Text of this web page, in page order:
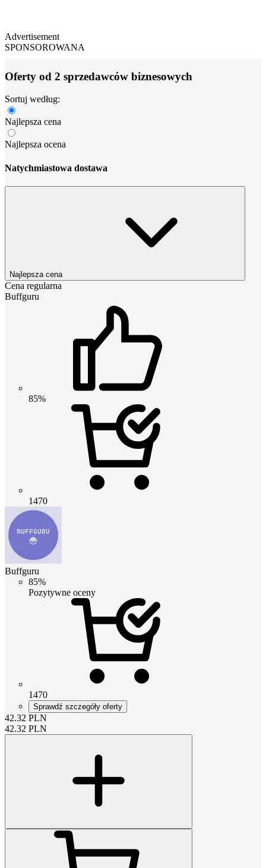
Advertisement
SPONSOROWANA
Oferty od 2 sprzedawców biznesowych
Sortuj według:
Najlepsza cena
Najlepsza ocena
Natychmiastowa dostawa
Najlepsza cena
Cena regularna
Buffguru
85%
1470
Buffguru
85%
Pozytywne oceny
1470
Sprawdź szczegóły oferty
42.32 PLN
42.32 PLN